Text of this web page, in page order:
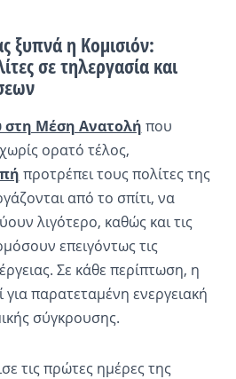
ξυπνά η Κομισιόν:
σε τηλεργασία και
στη Μέση Ανατολή που
ορατό τέλος,
προτρέπει τους πολίτες της
από το σπίτι, να
λιγότερο, καθώς και τις
επειγόντως τις
Σε κάθε περίπτωση, η
για παρατεταμένη ενεργειακή
σύγκρουσης.
τις πρώτες ημέρες της